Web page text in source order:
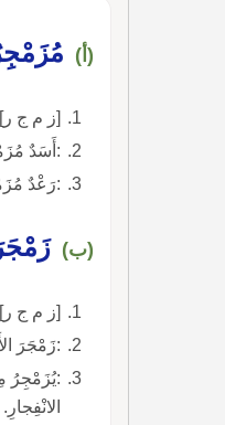
(أ)
[ز م ج
:أَسَدٌ
:رَعْدٌ
(ب)
[ز م ج
:زَمْجَرَ
:يُزَمْجِرُ